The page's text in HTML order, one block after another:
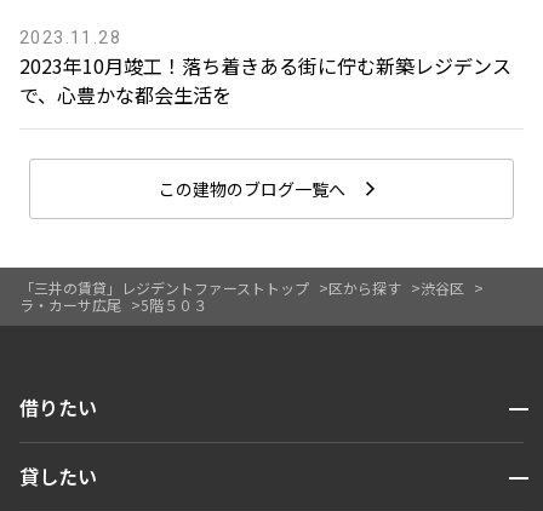
「三井の賃貸」レジデントファーストトップ 区から探す
渋谷区
ラ・カーサ広尾
5階５０３
2023.11.28
2023年10月竣工！落ち着きある街に佇む新築レジデンス
で、心豊かな都会生活を
この建物のブログ一覧へ
借りたい 開閉
人気エリアから探す
貸したい 開閉